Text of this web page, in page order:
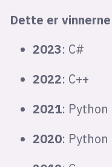
Dette er
2023: C#
2022: C++
2021: Python
2020: Python